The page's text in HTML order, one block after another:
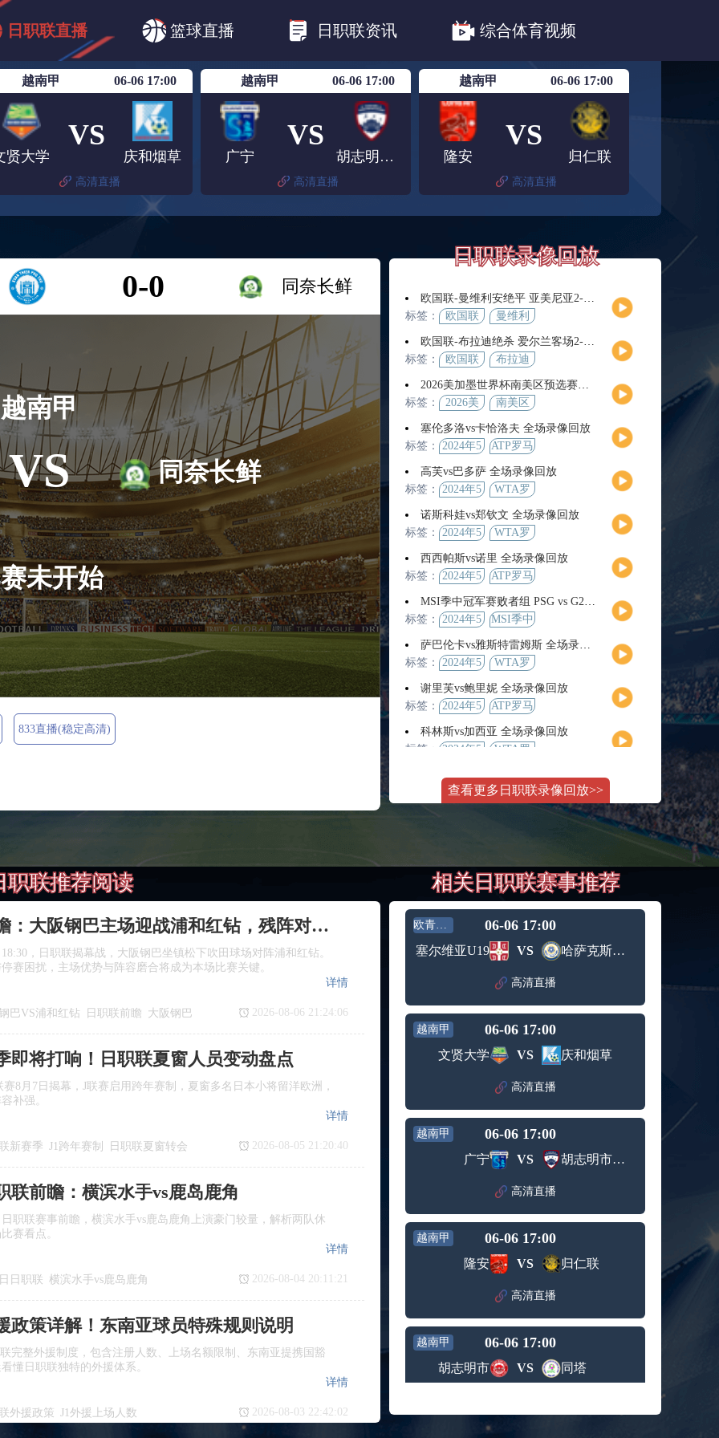
日职联直播 篮球直播 日职联资讯 综合体育视频
日职联 日职联FC东京
日职联广岛三箭
越南甲 06-06 17:00
贤大学
VS
庆和烟草
高清直播
越南甲 06-06 17:00
广宁
VS
胡志明市青年
高清直播
越南甲 06-06 17:00
隆安
VS
归仁联
高清直播
0-0 同奈长鲜
越南甲
VS
未开始
同奈长鲜
833直播(稳定高清)
日职联录像回放
欧国联-曼维利安绝平 亚美尼亚2-2法罗群岛
标签：
欧国联
曼维利
欧国联-布拉迪绝杀 爱尔兰客场2-1逆转芬兰
标签：
欧国联 布拉迪
2026美加墨世界杯南美区预选赛第9轮全场集锦
标签：
2026美
界杯
南美区
塞伦多洛vs卡恰洛夫 全场录像回放
标签：
2024年5
ATP罗马
男单第3
轮
高芙vs巴多萨 全场录像回放
标签：
2024年5
WTA罗
赛女单
第4轮
诺斯科娃vs郑钦文 全场录像回放
标签：
2024年5
WTA罗
赛女单
第3轮
西西帕斯vs诺里 全场录像回放
标签：
2024年5
ATP罗马
男单第3
轮
MSI季中冠军赛败者组 PSG vs G2 全场录像回放
标签：
2024年5
MSI季中
败者组
萨巴伦卡vs雅斯特雷姆斯 全场录像回放
标签：
2024年5
WTA罗
赛女单
第3轮
谢里芙vs鲍里妮 全场录像回放
标签：
2024年5
ATP罗马
女单第2
轮
科林斯vs加西亚 全场录像回放
标签：
2024年5
WTA罗
赛女单
第3轮
斯维托丽娜vs萨巴伦卡 全场录像回放
2024年5
月14日
WTA罗
马公开
纳波利塔诺vs贾里 全场录像回放
男单第3
轮
标签： 2024年5
月11日
WTA1000
罗马大
师赛第3
轮
WTT沙特大满贯女单半决赛 陈梦vs早田希娜 全场录像回放
标签：
2024年5
月11日
WTT沙
贯女单
蒙泰罗vs凯茨曼诺维奇 全场录像回放
大师赛
轮
纳尔迪vs鲁内 全场录像回放
标签： 2024年5
月12日
ATP罗马
大师赛
男单第2
轮
萨卡里vs加里宁娜 全场录像回放
标签： 2024年5
WTA罗
马大师
赛女单
第3轮
吉隆vs卢布列夫 全场录像回放
月12日
ATP罗马
大师赛
轮
兹维列夫vs达德尔里 全场录像回放
标签： 2024年5
月13日
ATP罗马
大师赛
男单第3
轮
阿纳尔迪vs贾里 全场录像回放
ATP罗马
大师赛
男单第2
轮
标签： 2024年5
月12日
WTA罗
马大师
赛女单
第3轮
托尔莫vs奥斯塔彭科 全场录像回放
2024年5
WTA罗
赛女单
斯诺克元老斯诺克世锦赛半决赛 伊戈尔-费格雷多vs德拉戈 全场录像回放
标签：
月12日
元老斯
诺克世
决赛
穆纳尔vs诺里 全场录像回放
月12日
大师赛
男单第2
MSI季中冠军赛胜者组 BLG vs T1 全场录像回放
月12日
冠军赛
KPL春季赛季后赛败者组决赛 重庆狼队 vs 苏州KSG 全场录像回放
查看更多日职联录像回放>>
职联推荐阅读
日职联前瞻：大阪钢巴主场迎战浦和红钻，残阵对决看点十足
，日职联揭幕战，大阪钢巴坐镇松下吹田球场对阵浦和红钻。
赛困扰，主场优势与阵容磨合将成为本场比赛关键。
巴VS浦和红钻 日职联前瞻 大阪钢巴
详情
2026-08-06 21:24:06
即将打响！日职联夏窗人员变动盘点
赛8月7日揭幕，J联赛启用跨年赛制，夏窗多名日本小将留洋欧洲，
补强。
新赛季 J1跨年赛制 日职联夏窗转会
详情
2026-08-05 21:20:40
联前瞻：横滨水手vs鹿岛鹿角
职联赛事前瞻，横滨水手vs鹿岛鹿角上演豪门较量，解析两队休
赛看点。
日职联 横滨水手vs鹿岛鹿角
日职联
详情
2026-08-04 20:11:21
政策详解！东南亚球员特殊规则说明
完整外援制度，包含注册人数、上场名额限制、东南亚提携国豁
懂日职联独特的外援体系。
外援政策 J1外援上场人数
详情
2026-08-03 22:42:02
相关日职联赛事推荐
欧青U19 06-06 17:00
塞尔维亚U19 VS 哈萨克斯坦U19
高清直播
越南甲 06-06 17:00
文贤大学 VS 庆和烟草
高清直播
越南甲 06-06 17:00
广宁 VS 胡志明市青年
高清直播
越南甲 06-06 17:00
隆安 VS 归仁联
高清直播
越南甲 06-06 17:00
胡志明市 VS 同塔